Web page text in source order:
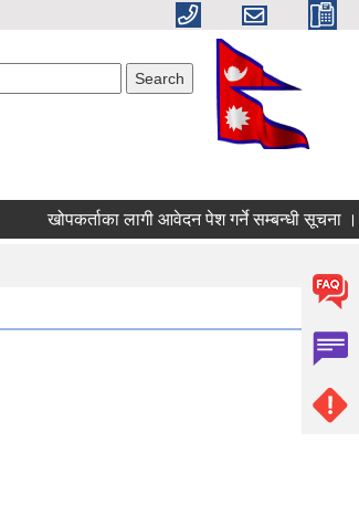
खोपकर्ताका लागी आवेदन पेश गर्ने सम्बन्धी सूचना ।।